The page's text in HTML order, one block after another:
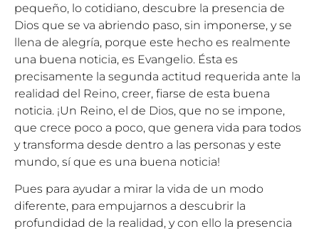
pequeño, lo cotidiano, descubre la presencia de
Dios que se va abriendo paso, sin imponerse, y se
llena de alegría, porque este hecho es realmente
una buena noticia, es Evangelio. Ésta es
precisamente la segunda actitud requerida ante la
realidad del Reino, creer, fiarse de esta buena
noticia. ¡Un Reino, el de Dios, que no se impone,
que crece poco a poco, que genera vida para todos
y transforma desde dentro a las personas y este
mundo, sí que es una buena noticia!
Pues para ayudar a mirar la vida de un modo
diferente, para empujarnos a descubrir la
profundidad de la realidad, y con ello la presencia